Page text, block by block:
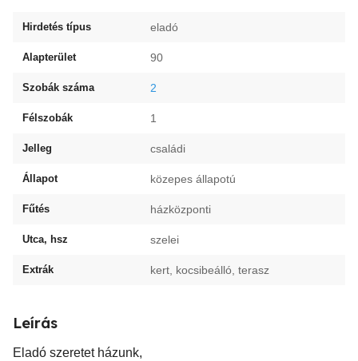
Hirdetés típus eladó
Alapterület 90
Szobák száma 2
Félszobák 1
Jelleg családi
Állapot közepes állapotú
Fűtés házközponti
Utca, hsz szelei
Extrák kert, kocsibeálló, terasz
Leírás
Eladó szeretet házunk,